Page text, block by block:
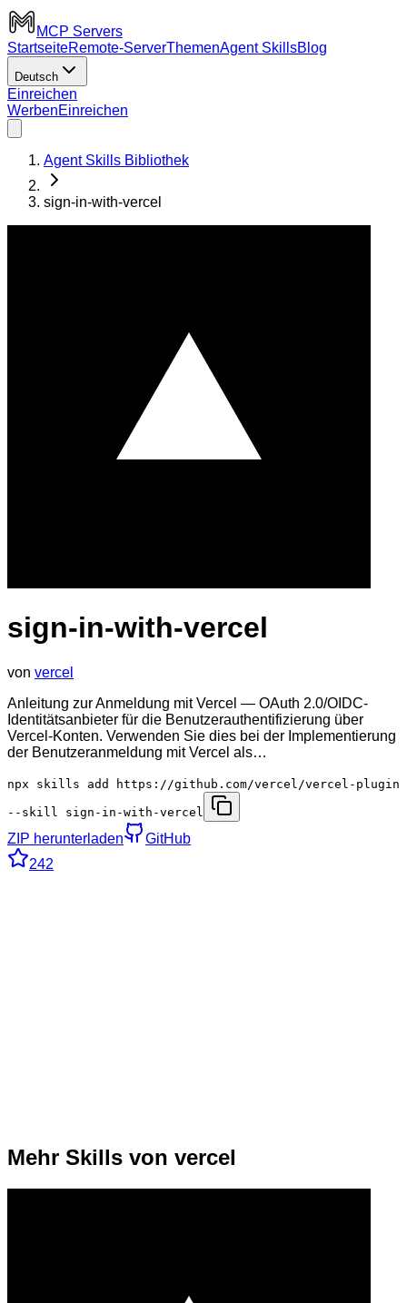
MCP Servers
StartseiteRemote-ServerThemenAgent SkillsBlog
Deutsch
Einreichen
WerbenEinreichen
Agent Skills Bibliothek
sign-in-with-vercel
sign-in-with-vercel
von vercel
Anleitung zur Anmeldung mit Vercel — OAuth 2.0/OIDC-
Identitätsanbieter für die Benutzerauthentifizierung über
Vercel-Konten. Verwenden Sie dies bei der Implementierung
der Benutzeranmeldung mit Vercel als…
npx skills add https://github.com/vercel/vercel-plugin
--skill sign-in-with-vercel
ZIP herunterladen
GitHub
242
Mehr Skills von vercel